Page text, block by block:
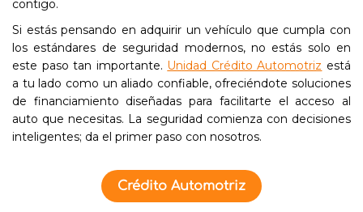
contigo.
Si estás pensando en adquirir un vehículo que cumpla con
los estándares de seguridad modernos, no estás solo en
este paso tan importante. Unidad Crédito Automotriz está
a tu lado como un aliado confiable, ofreciéndote soluciones
de financiamiento diseñadas para facilitarte el acceso al
auto que necesitas. La seguridad comienza con decisiones
inteligentes; da el primer paso con nosotros.
Crédito Automotriz